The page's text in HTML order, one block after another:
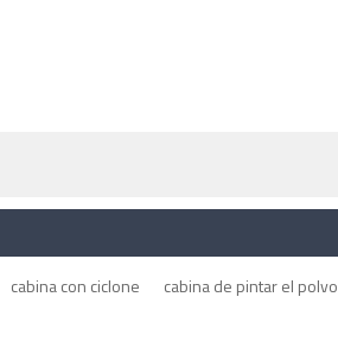
cabina con ciclone
cabina de pintar el polvo